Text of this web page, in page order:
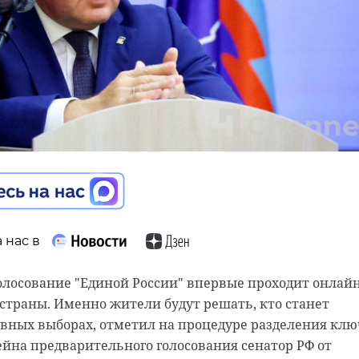
нас в
"Единой России" впервые проходит
страны. Именно жители будут решать, кто станет
выборах, отметил на процедуре разделения
предварительного голосования сенатор РФ от
СВО и их близкие
бесплатную
помощь в
нас в
области изменится маршрут автобуса
Петербург, г. Ломоносов, ж/д ст. Ораниенбаум". Об
25 мая, рассказали в Комитете по